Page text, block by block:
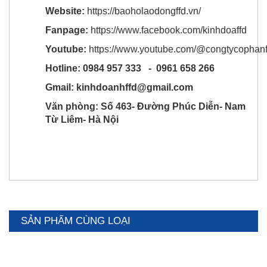
Website: https://baoholaodongffd.vn/
Fanpage: https://www.facebook.com/kinhdoaffd
Youtube: https://www.youtube.com/
Hotline: 0984 957 333 - 0961 658 266
Gmail: kinhdoanhffd@gmail.com
Văn phòng: Số 463- Đường Phúc Diễn- Nam
Từ Liêm- Hà Nội
SẢN PHẨM CÙNG LOẠI